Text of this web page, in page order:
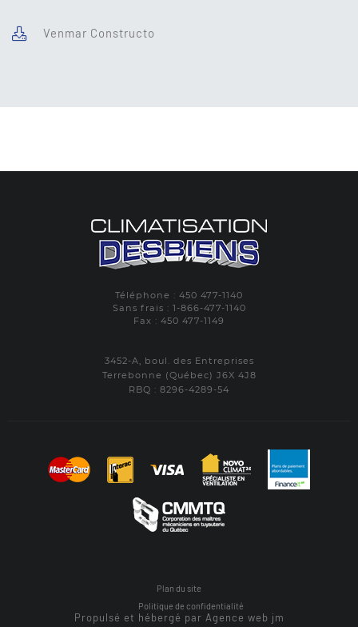
Venmar Constructo
Téléphone : 450 477-1140
Sans frais : 1-866-477-1140
Fax : 450 477-1149
3452-A, boul. des Entreprises
Terrebonne (Québec) J6X 4J8
RBQ : 8296-4289-54
Plan du site
Politique de confidentialité
Propulsé et hébergé par Agence web jm